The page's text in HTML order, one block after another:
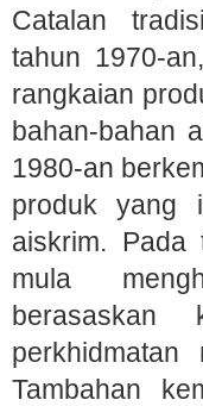
Catalan
tahun 1970-
rangkaian
bahan-bahan
1980-an
produk yang
aiskrim. Pada
mula
berasaskan
perkhidmatan
Tambahan